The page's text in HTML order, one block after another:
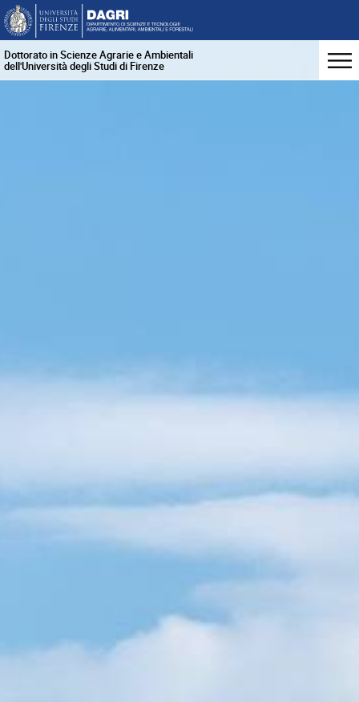
Dottorato in Scienze Agrarie e Ambientali
dell'Università degli Studi di Firenze